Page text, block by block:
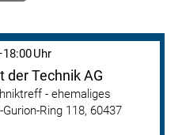
Technik AG
18:00
- ehemaliges
Ring 118, 60437